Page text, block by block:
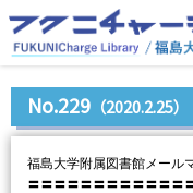
No.229 （2020.2.25）
福島大学附属図書館メール
〓〓〓〓〓〓〓〓〓〓〓〓